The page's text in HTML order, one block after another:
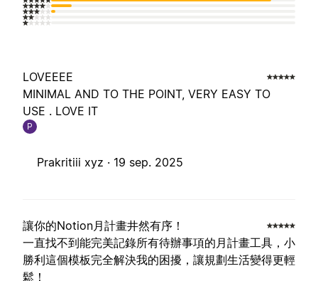
LOVEEEE
MINIMAL AND TO THE POINT, VERY EASY TO
USE . LOVE IT
P
Prakritiii xyz · 19 sep. 2025
讓你的Notion月計畫井然有序！
一直找不到能完美記錄所有待辦事項的月計畫工具，小
勝利這個模板完全解決我的困擾，讓規劃生活變得更輕
鬆！